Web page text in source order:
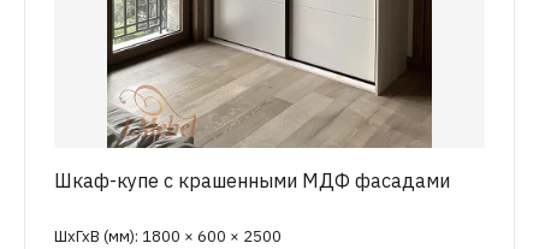
Шкаф-купе с крашенными МДФ фасадами
ШхГхВ (мм): 1800 × 600 × 2500